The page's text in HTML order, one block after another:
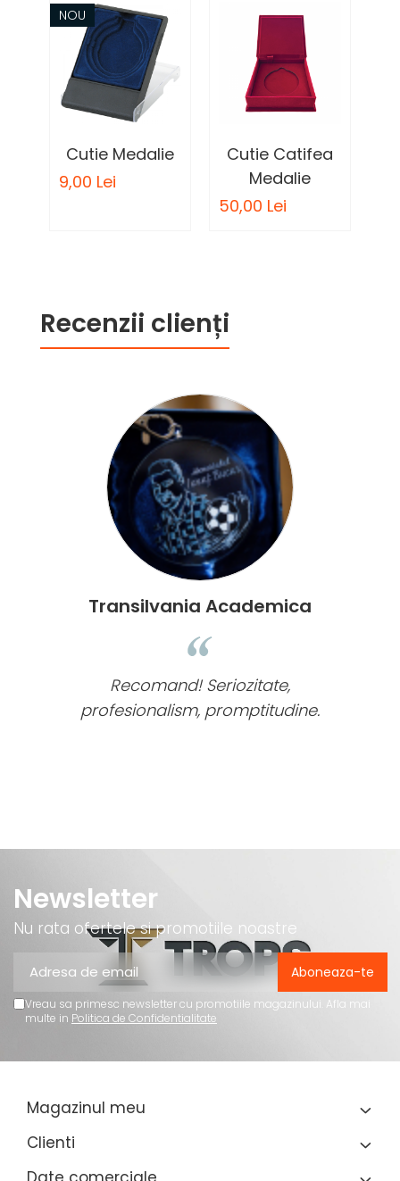
NOU
Cutie Medalie
9,00 Lei
Cutie Catifea
Medalie
50,00 Lei
Recenzii clienți
Transilvania Academica
Recomand! Seriozitate,
profesionalism, promptitudine.
Newsletter
Nu rata ofertele si promotiile noastre
Vreau sa primesc newsletter cu promotiile magazinului. Afla mai
multe in Politica de Confidentialitate
Magazinul meu
Clienti